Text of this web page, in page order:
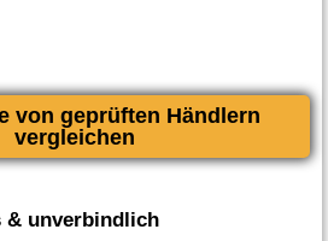
von geprüften Händlern
vergleichen
& unverbindlich